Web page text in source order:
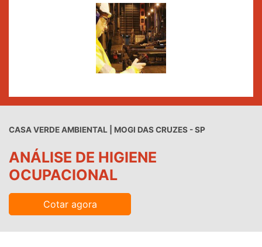
CASA VERDE AMBIENTAL | MOGI DAS CRUZES - SP
ANÁLISE DE HIGIENE
OCUPACIONAL
Cotar agora